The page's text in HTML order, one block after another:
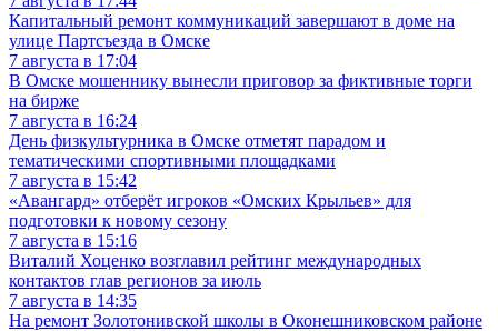
Капитальный ремонт коммуникаций завершают в доме на
улице Партсъезда в Омске
7 августа в 17:04
В Омске мошеннику вынесли приговор за фиктивные торги
на бирже
7 августа в 16:24
День физкультурника в Омске отметят парадом и
тематическими спортивными площадками
7 августа в 15:42
«Авангард» отберёт игроков «Омских Крыльев» для
подготовки к новому сезону
7 августа в 15:16
Виталий Хоценко возглавил рейтинг международных
контактов глав регионов за июль
7 августа в 14:35
На ремонт Золотонивской школы в Оконешниковском районе